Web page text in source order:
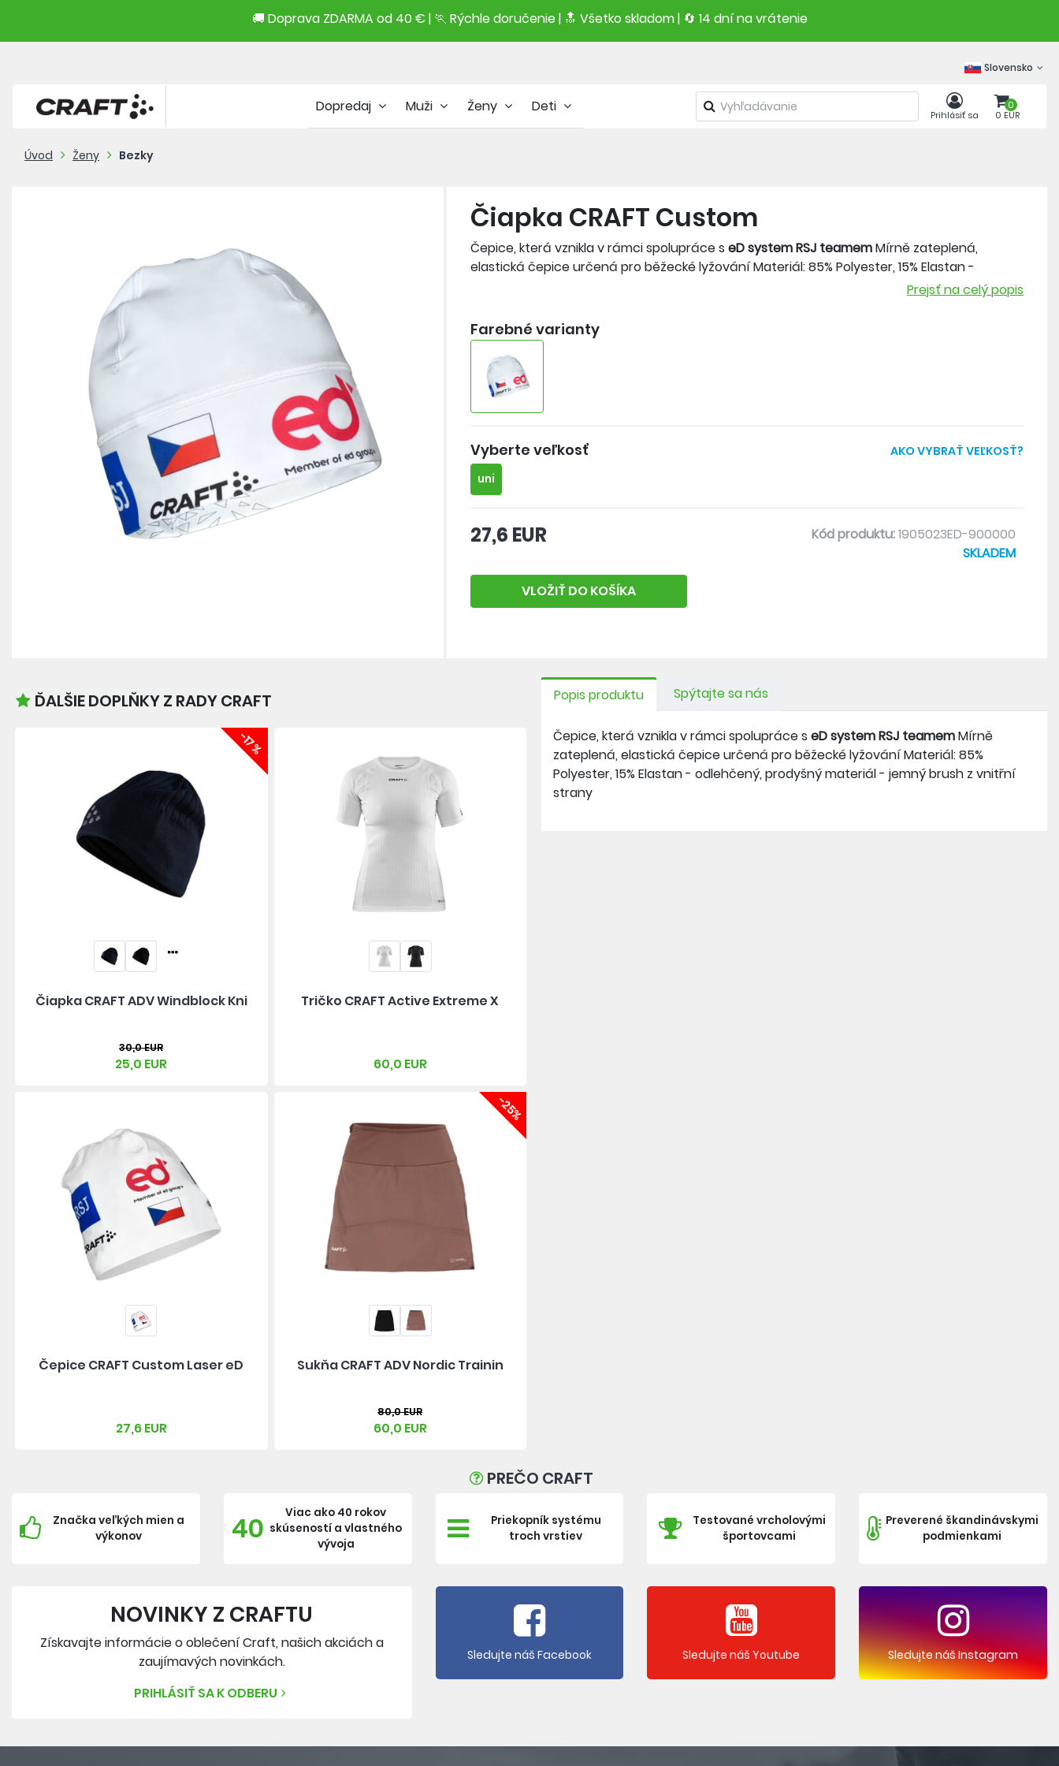
🚚 Doprava ZDARMA od 40 € | 🏃 Rýchle doručenie | 🔝 Všetko skladom | 🔄 14 dní na vrátenie
Slovensko
Dopredaj Muži Ženy Deti Prihlásiť sa
0
0 EUR
Úvod Ženy Bezky
Čiapka CRAFT Custom
Čepice, která vznikla v rámci spolupráce s eD system RSJ teamemMírně zateplená,
elastická čepice určená pro běžecké lyžování Materiál: 85% Polyester, 15% Elastan -
Prejsť na celý popis
Farebné varianty
Vyberte veľkosť AKO VYBRAŤ VEĽKOSŤ?
uni
27,6 EUR Kód produktu:1905023ED-900000
SKLADEM
VLOŽIŤ DO KOŠÍKA
Popis produktu Spýtajte sa nás
Čepice, která vznikla v rámci spolupráce s eD system RSJ teamemMírně
zateplená, elastická čepice určená pro běžecké lyžování Materiál: 85%
Polyester, 15% Elastan - odlehčený, prodyšný materiál - jemný brush z vnitřní
strany
ĎALŠIE DOPLŇKY Z RADY CRAFT
-17%
Čiapka CRAFT ADV Windblock Kni
30,0 EUR
25,0 EUR
Tričko CRAFT Active Extreme X
60,0 EUR
Čepice CRAFT Custom Laser eD
27,6 EUR
-25%
Sukňa CRAFT ADV Nordic Trainin
80,0 EUR
60,0 EUR
PREČO CRAFT
Značka veľkých mien a
výkonov
40
Viac ako 40 rokov
skúseností a vlastného
vývoja
Priekopník systému
troch vrstiev
Testované vrcholovými
športovcami
Preverené škandinávskymi
podmienkami
NOVINKY Z CRAFTU
Získavajte informácie o oblečení Craft, našich akciách a
zaujímavých novinkách.
PRIHLÁSIŤ SA K ODBERU
Sledujte náš Facebook Sledujte náš Youtube Sledujte náš Instagram